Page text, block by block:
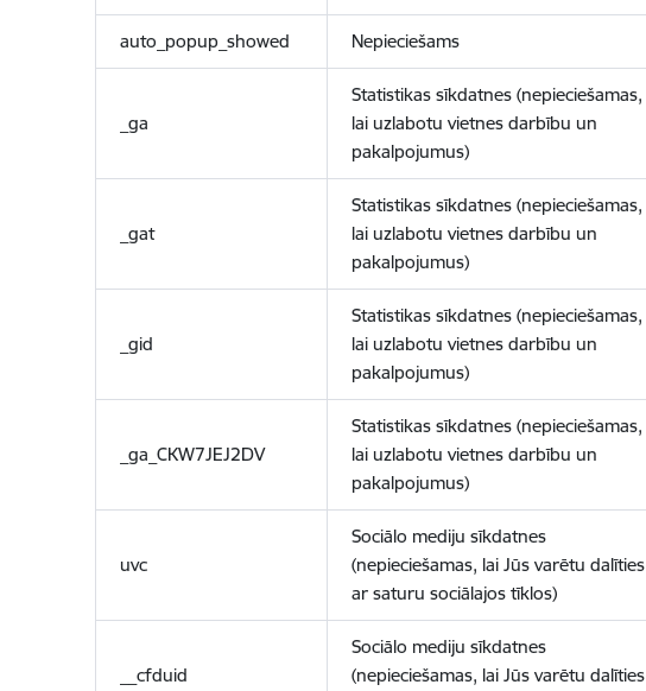
auto_popup_showed Nepieciešams
_ga
Statistikas sīkdatnes (nepieciešamas,
lai uzlabotu vietnes darbību un
pakalpojumus)
_gat
Statistikas sīkdatnes (nepieciešamas,
lai uzlabotu vietnes darbību un
pakalpojumus)
_gid
Statistikas sīkdatnes (nepieciešamas,
lai uzlabotu vietnes darbību un
pakalpojumus)
_ga_CKW7JEJ2DV
Statistikas sīkdatnes (nepieciešamas,
lai uzlabotu vietnes darbību un
pakalpojumus)
uvc
Sociālo mediju sīkdatnes
(nepieciešamas, lai Jūs varētu dalīties
ar saturu sociālajos tīklos)
__cfduid
Sociālo mediju sīkdatnes
(nepieciešamas, lai Jūs varētu dalīties